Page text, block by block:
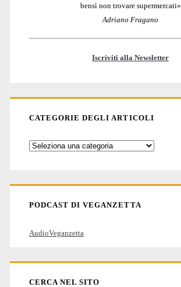
bensì non trovare supermercati»
Adriano Fragano
Iscriviti alla Newsletter
CATEGORIE DEGLI ARTICOLI
Categorie
PODCAST DI VEGANZETTA
AudioVeganzetta
CERCA NEL SITO